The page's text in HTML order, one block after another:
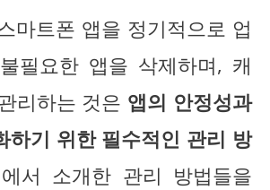
마트폰 앱을 정기적으로 업
필요한 앱을 삭제하며, 캐
리하는 것은 앱의 안정성과
하기 위한 필수적인 관리 방
서 소개한 관리 방법들을